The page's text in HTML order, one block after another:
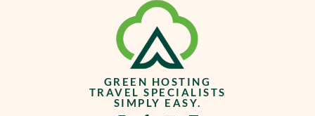
GREEN HOSTING
TRAVEL SPECIALISTS
SIMPLY EASY.